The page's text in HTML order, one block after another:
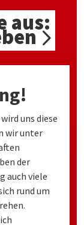
aus:
uns diese
wir unter
der
auch viele
rund um